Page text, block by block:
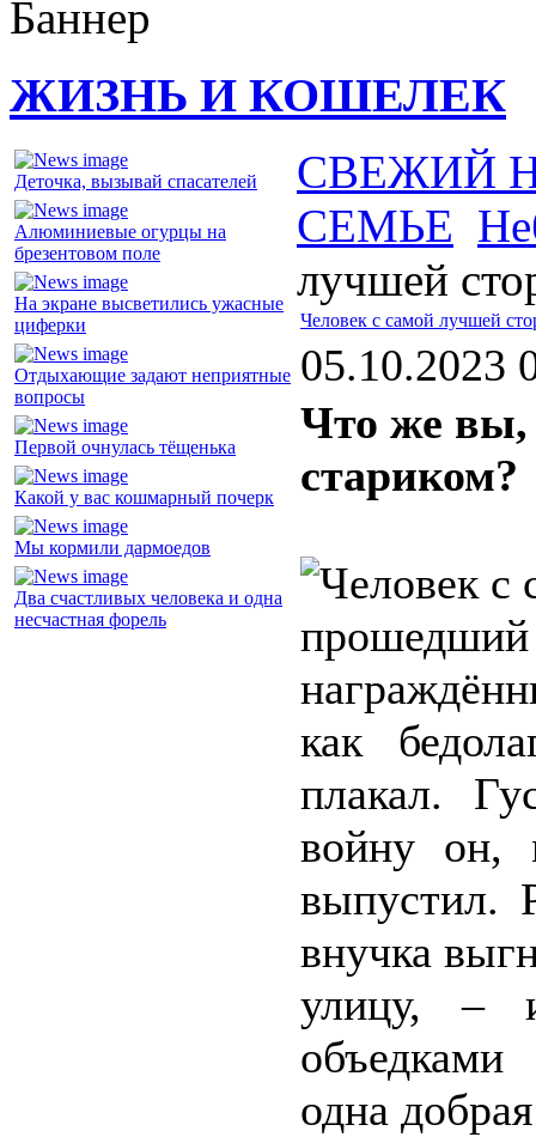
ЖИЗНЬ И КОШЕЛЕК
Деточка, вызывай спасателей
Алюминиевые огурцы на
брезентовом поле
На экране высветились ужасные
циферки
Отдыхающие задают неприятные
вопросы
Первой очнулась тёщенька
Какой у вас кошмарный почерк
Мы кормили дармоедов
Два счастливых человека и одна
несчастная форель
СВЕЖИЙ
СЕМЬЕ
лучшей
Человек с самой лучшей
05.10.2023
Что же вы,
стариком?
как
плакал.
войну он,
выпустил.
внучка
улицу, –
одна